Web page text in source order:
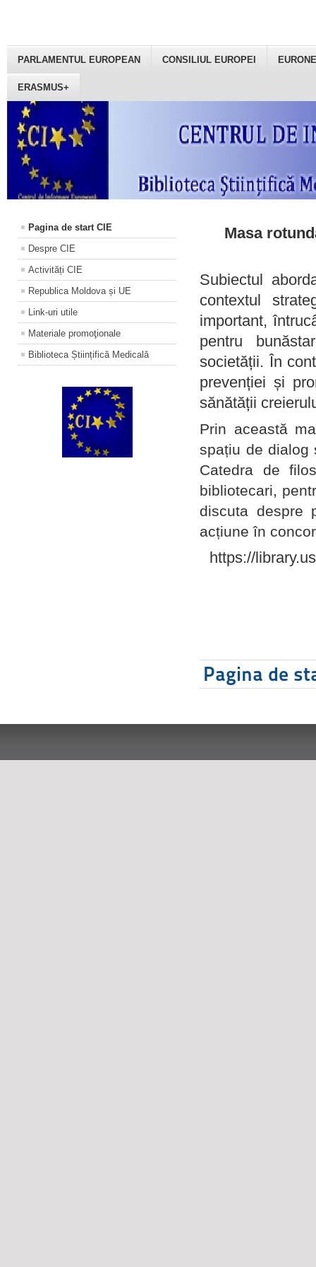
PARLAMENTUL EUROPEAN CONSILIUL EUROPEI
ERASMUS+
Pagina de start CIE
Despre CIE
Activități CIE
Republica Moldova și UE
Link-uri utile
Materiale promoţionale
Biblioteca Științifică Medicală
Masa
Subiectul
contextul
important,
pentru
societății. În
prevenției și
sănătății
Prin această
spațiu de dialog
Catedra de
bibliotecari,
discuta despre
acțiune în
https://
Pagina de